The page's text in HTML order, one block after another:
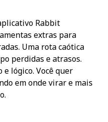
Rabbit
extras para
Uma rota caótica
perdidas e atrasos.
lógico. Você quer
em onde virar e mais